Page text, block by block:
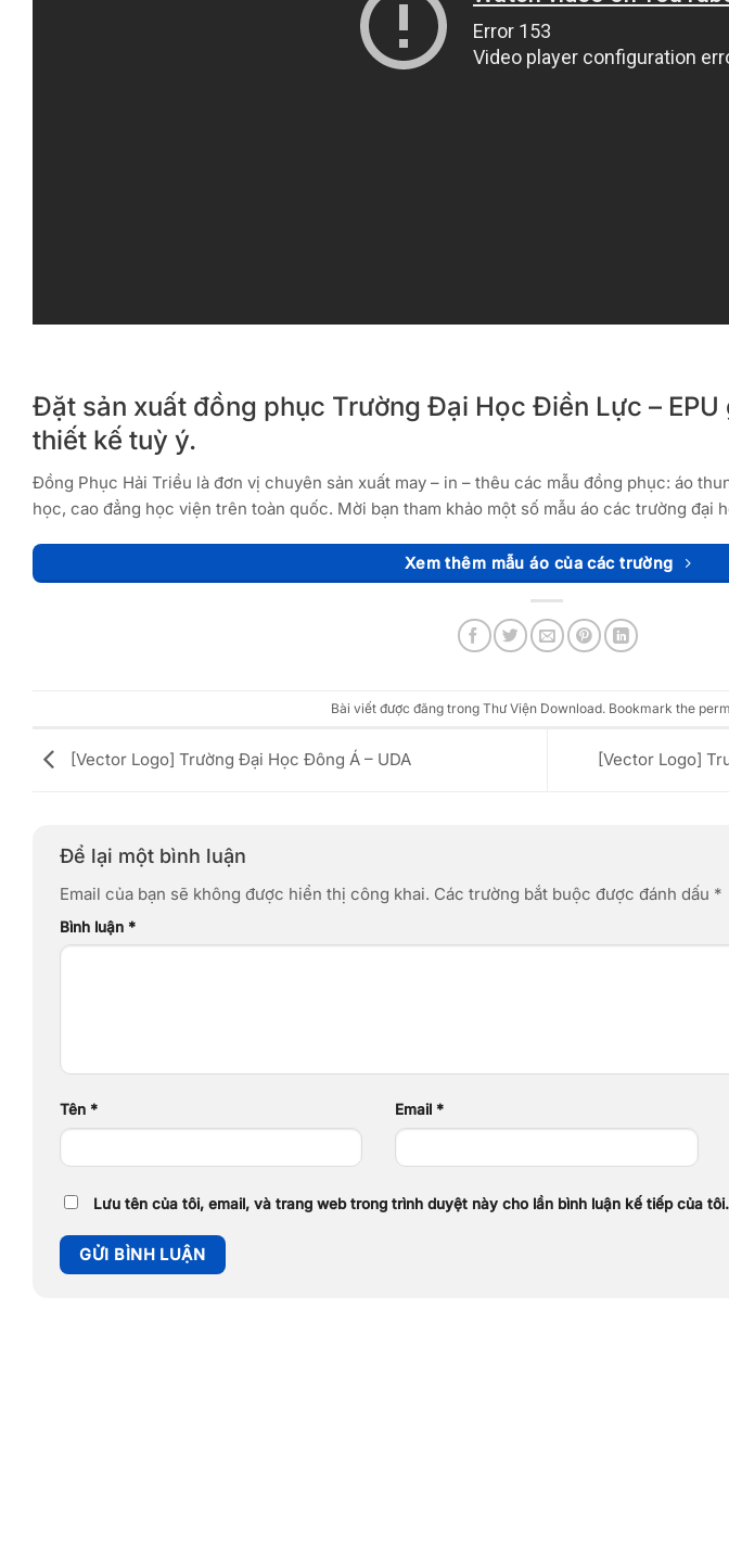
Đặt sản xuất đồng phục Trường Đại Học Điền Lực –
thiết kế tuỳ ý.
Đồng Phục Hải Triều là đơn vị chuyên sản xuất may – in – thêu các mẫu đồng phục: áo
học, cao đẳng học viện trên toàn quốc. Mời bạn tham khảo một số mẫu áo các trường đại
Xem thêm mẫu áo của các trường
Bài viết được đăng trong Thư Viện Download. Bookmark the
[Vector Logo] Trường Đại Học Đông Á – UDA [Vector Logo]
Để lại một bình luận
Email của bạn sẽ không được hiển thị công khai. Các trường bắt buộc được đánh dấu *
Bình luận *
Tên * Email *
Lưu tên của tôi, email, và trang web trong trình duyệt này cho lần bình luận kế tiếp của tôi.